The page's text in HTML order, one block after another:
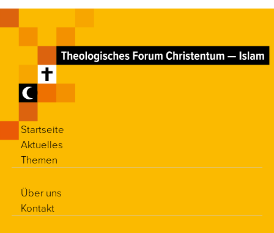
Startseite
Aktuelles
Themen
Über uns
Kontakt